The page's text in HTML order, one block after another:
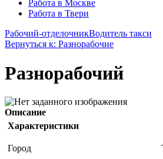
Работа в Москве
Работа в Твери
Рабочий-отделочникВодитель такси
Вернуться к: Разнорабочие
Разнорабочий
Описание
Характеристики
Город